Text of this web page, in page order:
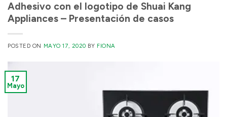
Adhesivo con el logotipo de Shuai Kang
Appliances – Presentación de casos
POSTED ON MAYO 17, 2020 BY FIONA
17
Mayo